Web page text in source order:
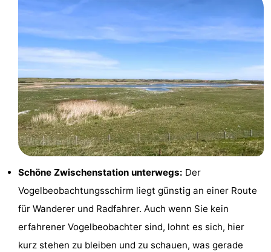
Städte
Führungen
Sport
Schwimmbader
Radfahren
Wandern
Reiten
-
Reitschulen
Golfplatze
Schöne Zwischenstation unterwegs: Der
Vogelbeobachtungsschirm liegt günstig an einer Route
für Wanderer und Radfahrer. Auch wenn Sie kein
erfahrener Vogelbeobachter sind, lohnt es sich, hier
kurz stehen zu bleiben und zu schauen, was gerade